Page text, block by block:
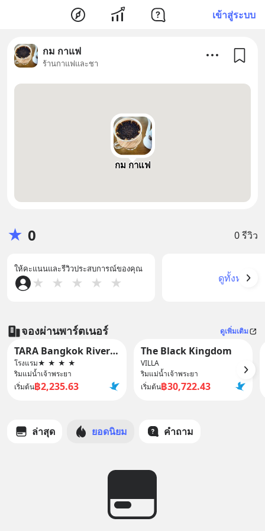
เข้าสู่ระบบ
กม กาแฟ
ร้านกาแฟและชา
กม กาแฟ
★ 0 0 รีวิว
ให้คะแนนและรีวิวประสบการณ์ของคุณ
★ ★ ★ ★ ★ ดูทั้งหมด
จองผ่านพาร์ตเนอร์ ดูเพิ่มเติม
TARA Bangkok Riverside (formerly GLOW Bangkok Riverside)
โรงแรม★ ★ ★ ★
ริมแม่น้ำเจ้าพระยา
เริ่มต้น฿2,235.63
The Black Kingdom
VILLA
ริมแม่น้ำเจ้าพระยา
เริ่มต้น฿30,722.43
ล่าสุด ยอดนิยม คำถาม